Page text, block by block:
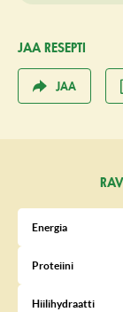
JAA RESEPTI
JAA
Energia
Proteiini
Hiilihydraatti